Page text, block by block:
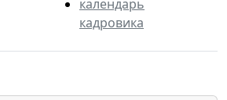
календарь
кадровика